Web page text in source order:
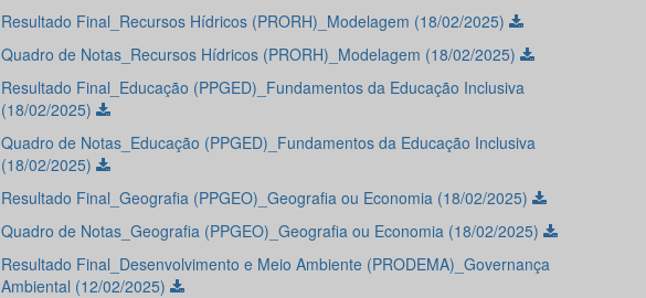
Resultado Final_Recursos Hídricos (PRORH)_Modelagem (18/02/2025)
Quadro de Notas_Recursos Hídricos (PRORH)_Modelagem (18/02/2025)
Resultado Final_Educação (PPGED)_Fundamentos da Educação Inclusiva
(18/02/2025)
Quadro de Notas_Educação (PPGED)_Fundamentos da Educação Inclusiva
(18/02/2025)
Resultado Final_Geografia (PPGEO)_Geografia ou Economia (18/02/2025)
Quadro de Notas_Geografia (PPGEO)_Geografia ou Economia (18/02/2025)
Resultado Final_Desenvolvimento e Meio Ambiente (PRODEMA)_Governança
Ambiental (12/02/2025)